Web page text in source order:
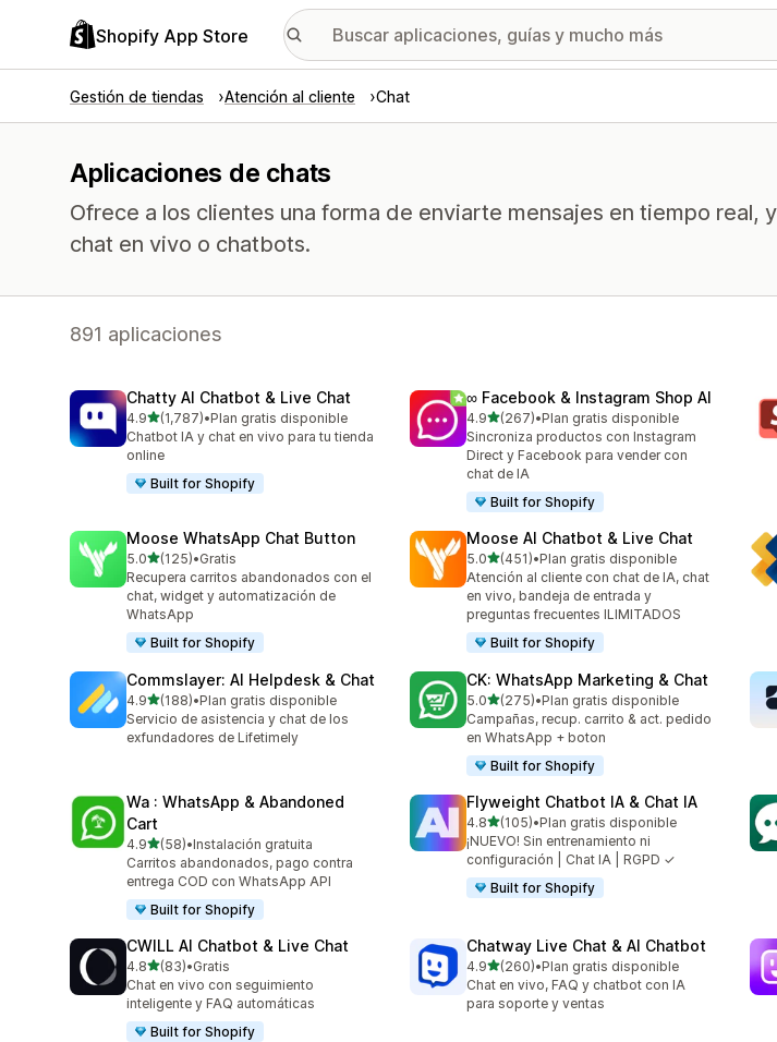
Shopify App Store
Gestión de tiendas Atención al cliente Chat
Aplicaciones de chats
Ofrece a los clientes una forma de enviarte mensajes en tiempo real,
chat en vivo o chatbots.
891 aplicaciones
Chatty AI Chatbot & Live Chat
4.9de 5 estrellas
(1,787)
1787 reseñas en total
•Plan gratis disponible
Chatbot IA y chat en vivo para tu tienda
online
Built for Shopify
∞ Facebook & Instagram Shop AI
4.9de 5 estrellas
(267)
267 reseñas en total
•Plan gratis disponible
Sincroniza productos con Instagram
Direct y Facebook para vender con
chat de IA
Built for Shopify
Moose WhatsApp Chat Button
5.0de 5 estrellas
(125)
125 reseñas en total
•Gratis
Recupera carritos abandonados con el
chat, widget y automatización de
WhatsApp
Built for Shopify
Moose AI Chatbot & Live Chat
5.0de 5 estrellas
(451)
451 reseñas en total
•Plan gratis disponible
Atención al cliente con chat de IA, chat
en vivo, bandeja de entrada y
preguntas frecuentes ILIMITADOS
Built for Shopify
Commslayer: AI Helpdesk & Chat
4.9de 5 estrellas
(188)
188 reseñas en total
•Plan gratis disponible
Servicio de asistencia y chat de los
exfundadores de Lifetimely
CK: WhatsApp Marketing & Chat
5.0de 5 estrellas
(275)
275 reseñas en total
•Plan gratis disponible
Campañas, recup. carrito & act. pedido
en WhatsApp + boton
Built for Shopify
Wa : WhatsApp & Abandoned
Cart
4.9de 5 estrellas
(58)
58 reseñas en total
•Instalación gratuita
Carritos abandonados, pago contra
entrega COD con WhatsApp API
Built for Shopify
Flyweight Chatbot IA & Chat IA
4.8de 5 estrellas
(105)
105 reseñas en total
•Plan gratis disponible
¡NUEVO! Sin entrenamiento ni
configuración | Chat IA | RGPD ✓
Built for Shopify
CWILL AI Chatbot & Live Chat
4.8de 5 estrellas
(83)
83 reseñas en total
•Gratis
Chat en vivo con seguimiento
inteligente y FAQ automáticas
Built for Shopify
Chatway Live Chat & AI Chatbot
4.9de 5 estrellas
(260)
260 reseñas en total
•Plan gratis disponible
Chat en vivo, FAQ y chatbot con IA
para soporte y ventas